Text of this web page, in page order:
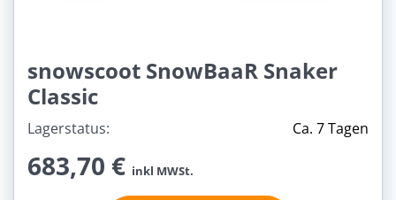
snowscoot SnowBaaR Snaker
Classic
Lagerstatus: Ca. 7 Tagen
683,70 € inkl MWSt.